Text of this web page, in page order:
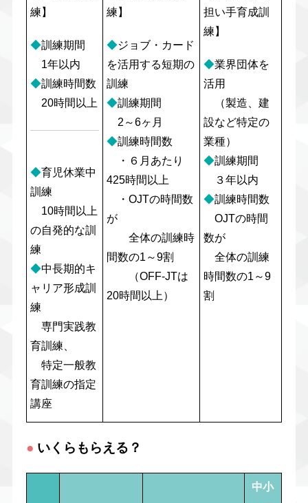
練】
◆訓練期間
1年以内
◆訓練時間数
20時間以上
◆育児休業中
訓練
10時間以上
の自発的な訓
練
◆中長期的キ
ャリア形成訓
練
専門実践教
育訓練、
特定一般教
育訓練の指定
講座
練】
◆ジョブ・カード
を活用する短期の
訓練
◆訓練期間
2～6ヶ月
◆訓練時間数
・６月あたり
425時間以上
・OJTの時間数
が
全体の訓練時
間数の1～9割
（OFF-JTは
20時間以上）
担い手育成訓
練】
◆業界団体を
活用
（製造、建
設など特定の
業種）
◆訓練期間
３年以内
◆訓練時間数
OJTの時間
数が
全体の訓練
時間数の1～9
割
● いくらもらえる？
中小